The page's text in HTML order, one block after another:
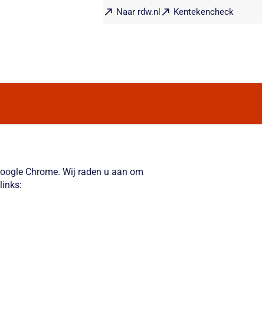
Naar rdw.nl Kentekencheck
Chrome. Wij raden u aan om